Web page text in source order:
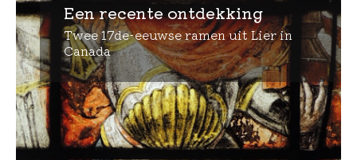
Een recente ontdekking
Twee 17de-eeuwse ramen uit Lier in
Canada